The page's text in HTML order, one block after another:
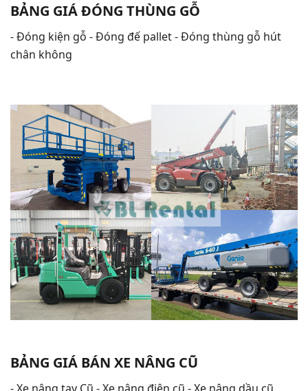
BẢNG GIÁ ĐÓNG THÙNG GỖ
- Đóng kiện gỗ - Đóng đế pallet - Đóng thùng gỗ hút
chân không
BẢNG GIÁ BÁN XE NÂNG CŨ